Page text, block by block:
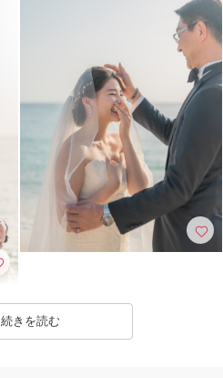
続きを読む